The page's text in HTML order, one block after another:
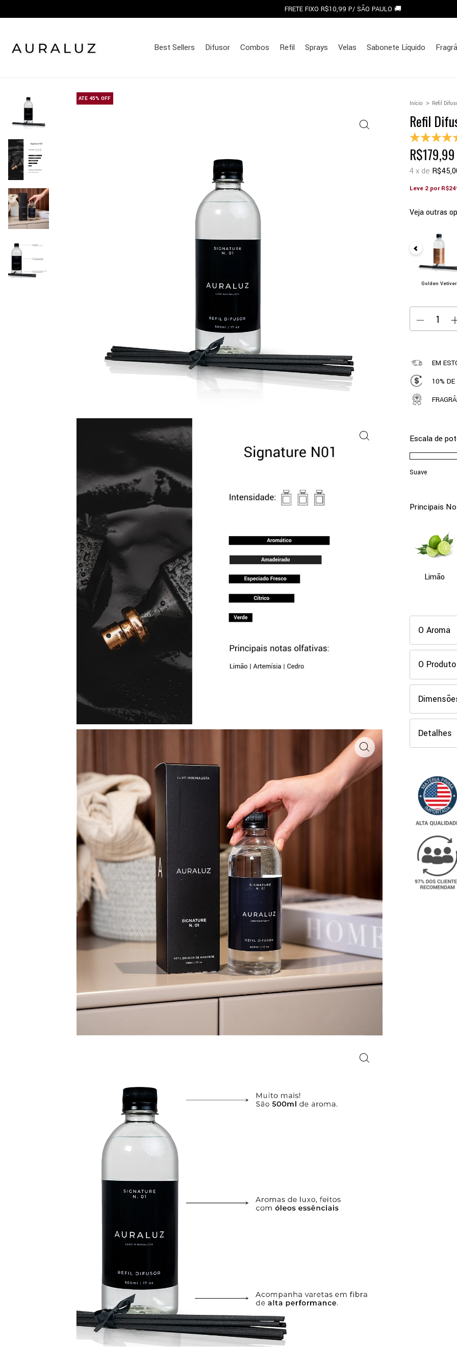
COMBOS COM ATÉ 40% OFF
Best Sellers Difusor Combos Refil Sprays Velas Sabonete Líquido
ATE 45% OFF
Início > Refil
Refil
R$179,99
4x de
Leve 2 por
Veja outras
Golden Vetiver
EM
10% DE
Escala de
Suave
Principais
Limão
O Aroma
O Produto
Detalhes